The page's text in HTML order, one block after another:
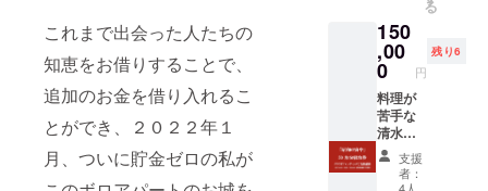
これまで出会った人たちの
知恵をお借りすることで、
追加のお金を借り入れるこ
とができ、２０２２年１
月、ついに貯金ゼロの私が
承くだ
さい。
含まれ
ませ
ん。自
己負担
となり
ますの
でご了
承くだ
さい。
す。1泊
を20回
に分け
て別日
に宿泊
するこ
とも、
もちろ
ん可能
です。
の感謝
の気持
ちを込
めて、
１ヶ月
￥10,00
0（税
別）の
１２ヶ
月分を
る
150
,00
0 円
残り6
料理が
苦手な
清水則
子がつ
くる気
まぐれ
支援
者：